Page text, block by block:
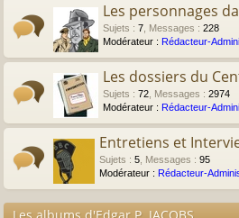
Les personnages
Sujets : 7 Messages : 228
Modérateur : Rédacteur-
Les dossiers du
Sujets : 72 Messages : 2974
Modérateur : Rédacteur-
Entretiens et
Sujets : 5 Messages : 95
Modérateur : Rédacteur-